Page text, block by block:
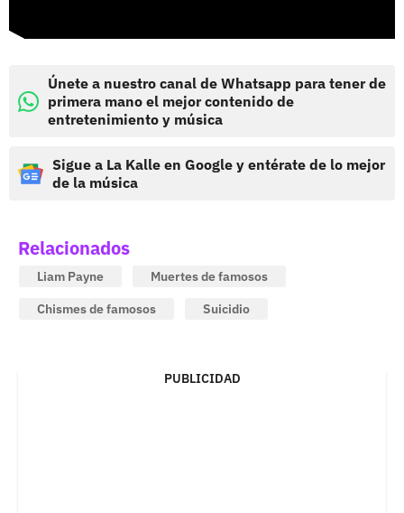
Únete a nuestro canal de Whatsapp para tener de
primera mano el mejor contenido de
entretenimiento y música
Sigue a La Kalle en Google y entérate de lo mejor
de la música
Relacionados
Liam Payne
Muertes de famosos
Chismes de famosos
Suicidio
PUBLICIDAD